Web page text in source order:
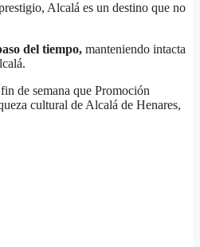
Alcalá es un destino que no
del tiempo, manteniendo intacta
de semana que Promoción
cultural de Alcalá de Henares,